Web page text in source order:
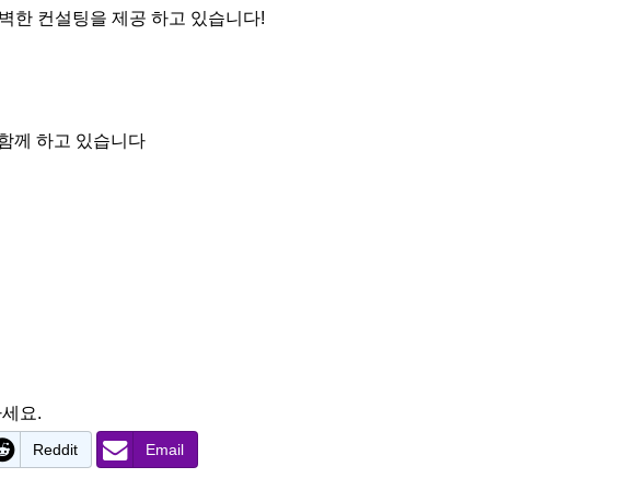
한 컨설팅을 제공 하고 있습니다!
께 하고 있습니다
요.
Reddit Email